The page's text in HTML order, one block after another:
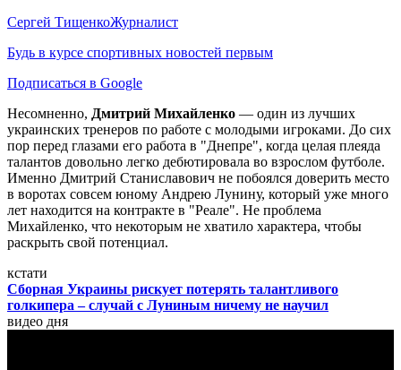
Сергей ТищенкоЖурналист
Будь в курсе спортивных новостей первым
Подписаться в Google
Несомненно, Дмитрий Михайленко — один из лучших
украинских тренеров по работе с молодыми игроками. До сих
пор перед глазами его работа в "Днепре", когда целая плеяда
талантов довольно легко дебютировала во взрослом футболе.
Именно Дмитрий Станиславович не побоялся доверить место
в воротах совсем юному Андрею Лунину, который уже много
лет находится на контракте в "Реале". Не проблема
Михайленко, что некоторым не хватило характера, чтобы
раскрыть свой потенциал.
кстати
Сборная Украины рискует потерять талантливого
голкипера – случай с Луниным ничему не научил
видео дня